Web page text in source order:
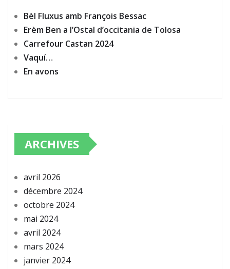
Bèl Fluxus amb François Bessac
Erèm Ben a l’Ostal d’occitania de Tolosa
Carrefour Castan 2024
Vaquí…
En avons
ARCHIVES
avril 2026
décembre 2024
octobre 2024
mai 2024
avril 2024
mars 2024
janvier 2024